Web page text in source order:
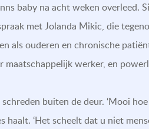
baby na acht weken overleed.
met Jolanda Mikic, die
als ouderen en chronische
maatschappelijk werker, en
buiten de deur. ‘Mooi
‘Het scheelt dat u niet